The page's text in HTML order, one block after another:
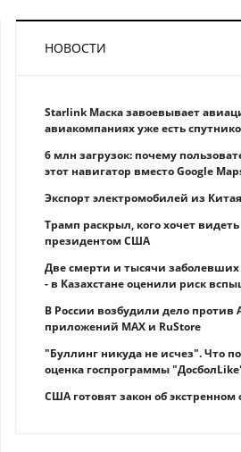
НОВОСТИ
Starlink Маска завоевывает
авиакомпаниях уже есть
6 млн загрузок: почему
этот навигатор вместо Google
Экспорт электромобилей из
Трамп раскрыл, кого хочет
президентом США
Две смерти и тысячи
- в Казахстане оценили риск
В России возбудили дело против
приложений MAX и RuStore
"Буллинг никуда не исчез". Что
оценка госпрограммы
США готовят закон об